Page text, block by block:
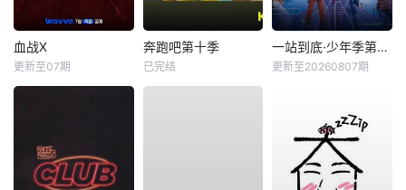
血战X
更新至07期
奔跑吧第十季
已完结
一站到底·少年季第2季
更新至20260807期